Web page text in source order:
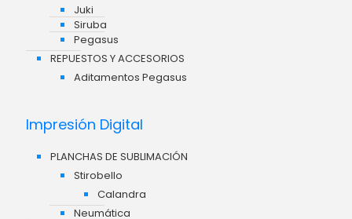
Juki
Siruba
Pegasus
REPUESTOS Y ACCESORIOS
Aditamentos Pegasus
Impresión Digital
PLANCHAS DE SUBLIMACIÓN
Stirobello
Calandra
Neumática